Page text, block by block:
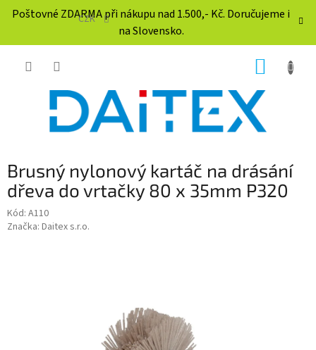
Poštovné ZDARMA při nákupu nad 1.500,- Kč. Doručujeme i
na Slovensko.
CZK
Brusný nylonový kartáč na drásání
dřeva do vrtačky 80 x 35mm P320
Kód: A110
Značka: Daitex s.r.o.